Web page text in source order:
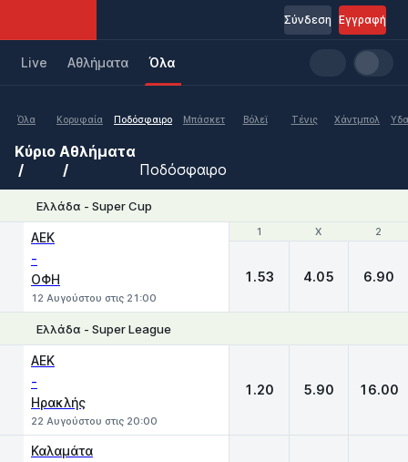
Εγγραφή
Σύνδεση
Live Aθλήματα Όλα
Όλα Κορυφαία Ποδόσφαιρο Μπάσκετ Βόλεϊ Τένις Χάντμπολ
Κύριο Αθλήματα
Ποδόσφαιρο
Ελλάδα - Super Cup
1 X 2
ΑΕΚ
-
ΟΦΗ
12 Αυγούστου στις 21:00
1 X 2
1.53 4.05 6.90
Ελλάδα - Super League
ΑΕΚ
-
Ηρακλής
22 Αυγούστου στις 20:00
1.20 5.90 16.00
Καλαμάτα